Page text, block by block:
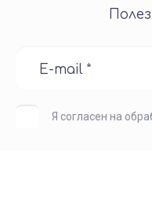
Я согласен на